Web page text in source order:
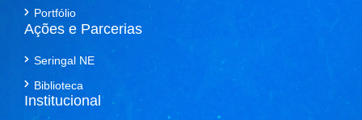
Portfólio
Ações e Parcerias
Seringal NE
Biblioteca
Institucional